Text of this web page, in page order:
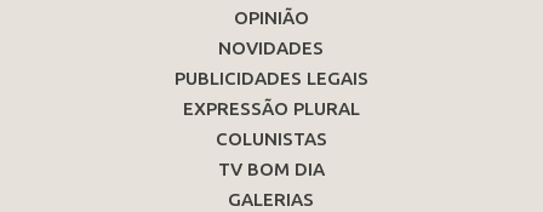
OPINIÃO
NOVIDADES
PUBLICIDADES LEGAIS
EXPRESSÃO PLURAL
COLUNISTAS
TV BOM DIA
GALERIAS